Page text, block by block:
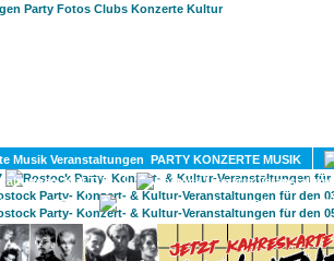
PARTY KONZERTE MUSIK
KULTUR
GAY